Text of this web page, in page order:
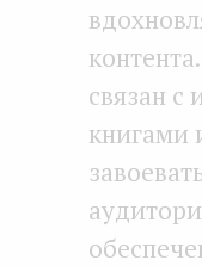
связан с
книгами